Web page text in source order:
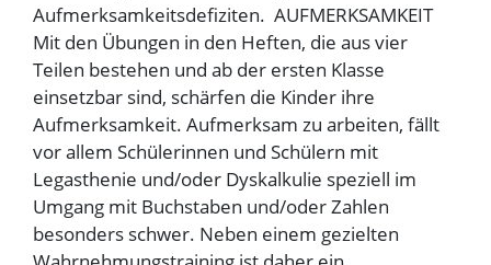
Aufmerksamkeitsdefiziten. AUFMERKSAMKEIT
Mit den Übungen in den Heften, die aus vier
Teilen bestehen und ab der ersten Klasse
einsetzbar sind, schärfen die Kinder ihre
Aufmerksamkeit. Aufmerksam zu arbeiten, fällt
vor allem Schülerinnen und Schülern mit
Legasthenie und/oder Dyskalkulie speziell im
Umgang mit Buchstaben und/oder Zahlen
besonders schwer. Neben einem gezielten